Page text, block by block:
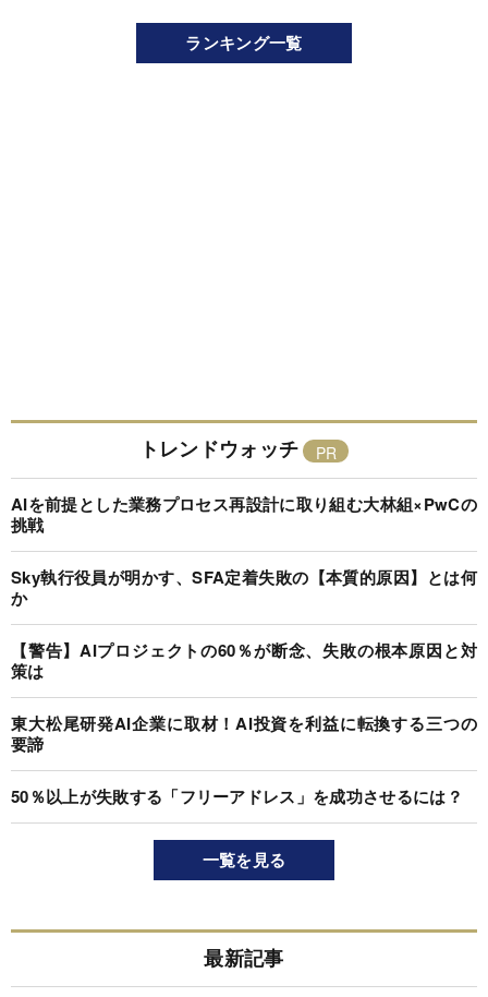
ランキング一覧
トレンドウォッチ
AIを前提とした業務プロセス再設計に取り組む大林組×PwCの
挑戦
Sky執行役員が明かす、SFA定着失敗の【本質的原因】とは何
か
【警告】AIプロジェクトの60％が断念、失敗の根本原因と対
策は
東大松尾研発AI企業に取材！AI投資を利益に転換する三つの
要諦
50％以上が失敗する「フリーアドレス」を成功させるには？
一覧を見る
最新記事